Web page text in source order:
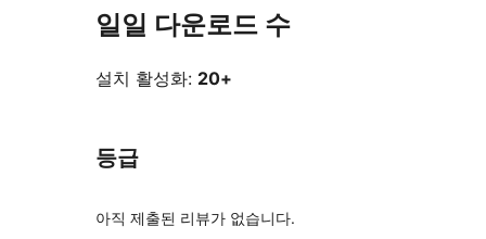
일일 다운로드 수
설치 활성화: 20+
등급
아직 제출된 리뷰가 없습니다.